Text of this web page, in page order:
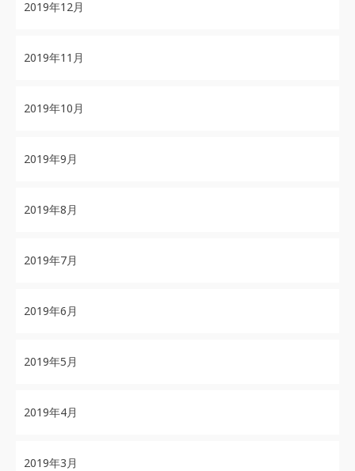
2019年12月
2019年11月
2019年10月
2019年9月
2019年8月
2019年7月
2019年6月
2019年5月
2019年4月
2019年3月